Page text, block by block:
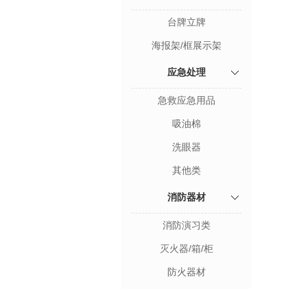
台牌立牌
海报架/框展示架
应急处理
急救应急用品
吸油棉
洗眼器
其他类
消防器材
消防演习类
灭火器/箱/柜
防火器材